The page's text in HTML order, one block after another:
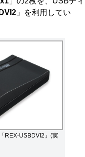
」を利用してい
REX-USBDVI2」(実